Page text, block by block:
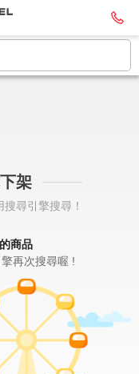
架
尋引擎搜尋！
商品
再次搜尋喔 !